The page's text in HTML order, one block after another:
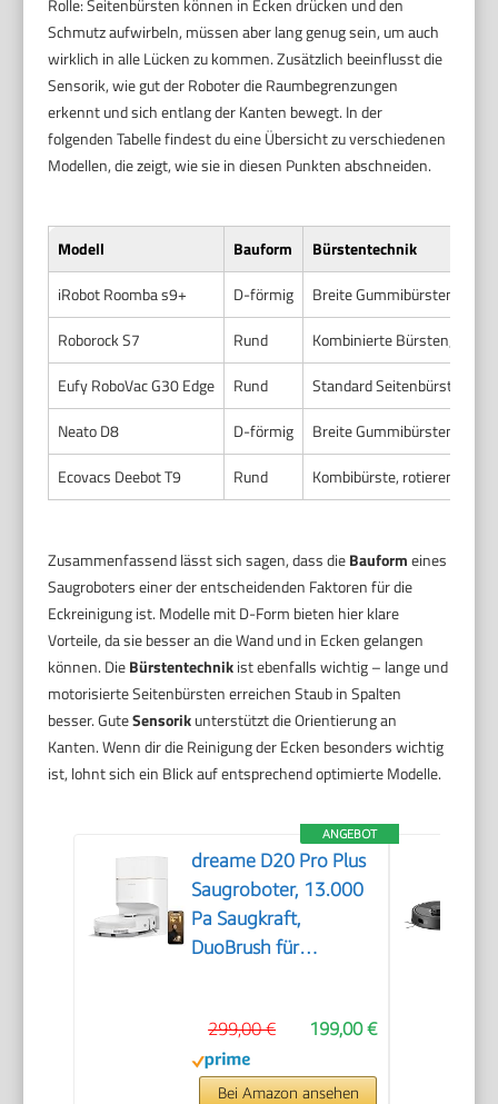
Schmutz aufwirbeln, müssen aber lang genug sein, um auch
wirklich in alle Lücken zu kommen. Zusätzlich beeinflusst die
Sensorik, wie gut der Roboter die Raumbegrenzungen
erkennt und sich entlang der Kanten bewegt. In der
folgenden Tabelle findest du eine Übersicht zu verschiedenen
Modellen, die zeigt, wie sie in diesen Punkten abschneiden.
Modell Bauform
Bürstentechnik
iRobot Roomba s9+
D-förmig
Breite Gummibürsten,
Roborock S7
Rund
Kombinierte Bürsten,
Eufy RoboVac G30 Edge
Rund
Standard Seitenbürste
Neato D8
D-förmig
Breite Gummibürsten,
Ecovacs Deebot T9
Rund Kombibürste, rotierende
Zusammenfassend lässt sich sagen, dass dieBauformeines
Saugroboters einer der entscheidenden Faktoren für die
Eckreinigung ist. Modelle mit D-Form bieten hier klare
Vorteile, da sie besser an die Wand und in Ecken gelangen
können. DieBürstentechnikist ebenfalls wichtig – lange und
motorisierte Seitenbürsten erreichen Staub in Spalten
besser. GuteSensorikunterstützt die Orientierung an
Kanten. Wenn dir die Reinigung der Ecken besonders wichtig
ist, lohnt sich ein Blick auf entsprechend optimierte Modelle.
ANGEBOT
dreame D20 Pro Plus
Saugroboter, 13.000
Pa Saugkraft,
DuoBrush für
Hindernisverm. m.
LDS-Navigation &
Laser, saugt und
199,00 €
299,00 €
Bei Amazon ansehen